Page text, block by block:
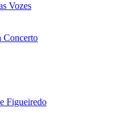
Vozes
Concerto
Figueiredo